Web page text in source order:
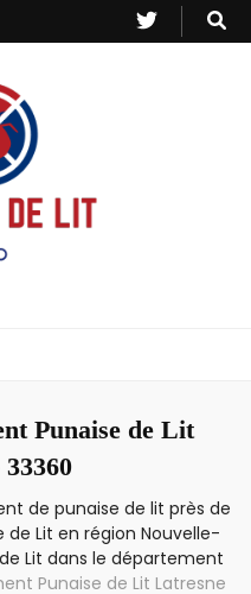
Punaise de Lit
de punaise de lit près de
de Lit en région Nouvelle-
Lit dans le département
Punaise de Lit Latresne